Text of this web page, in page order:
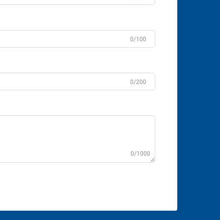
0/100
0/200
0/1000